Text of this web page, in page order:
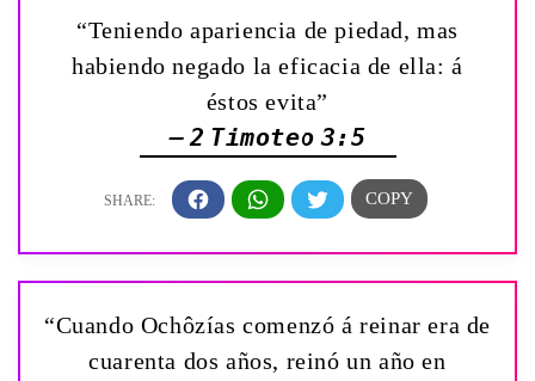
“Teniendo apariencia de piedad, mas
habiendo negado la eficacia de ella: á
éstos evita”
— 2 Timoteo 3:5
“Cuando Ochôzías comenzó á reinar era de
cuarenta dos años, reinó un año en